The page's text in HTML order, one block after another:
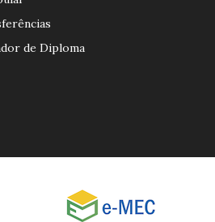
de Diploma